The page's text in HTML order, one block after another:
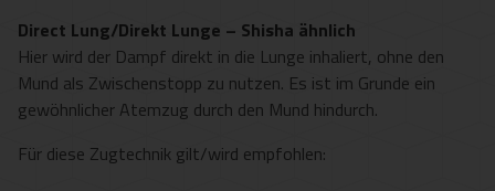
Direct Lung/Direkt Lunge – Shisha ähnlich
Hier wird der Dampf direkt in die Lunge inhaliert, ohne den
Mund als Zwischenstopp zu nutzen. Es ist im Grunde ein
gewöhnlicher Atemzug durch den Mund hindurch.
Für diese Zugtechnik gilt/wird empfohlen: